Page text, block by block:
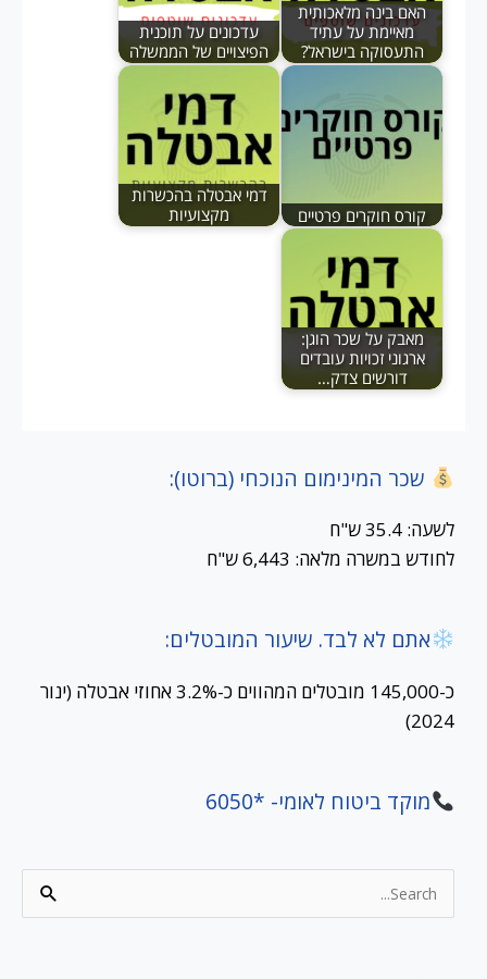
האם בינה מלאכותית
מאיימת על עתיד
התעסוקה בישראל?
עדכונים על תוכנית
הפיצויים של הממשלה
קורס חוקרים פרטיים
דמי אבטלה בהכשרות
מקצועיות
מאבק על שכר הוגן:
ארגוני זכויות עובדים
דורשים צדק…
שכר המינימום הנוכחי (ברוטו):
לשעה: 35.4 ש"ח
לחודש במשרה מלאה: 6,443 ש"ח
אתם לא לבד. שיעור המובטלים:
כ-145,000 מובטלים המהווים כ-3.2% אחוזי אבטלה (ינור
2024)
מוקד ביטוח לאומי- *6050
Search
for: